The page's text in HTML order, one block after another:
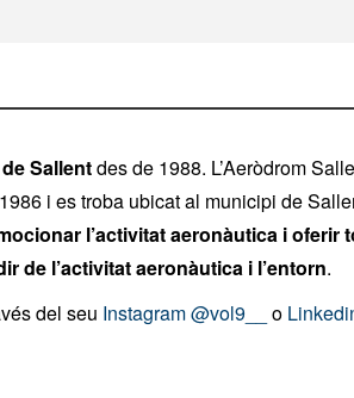
Sallentdes de 1988. L’Aeròdrom
i es troba ubicat al municipi de
l’activitat aeronàutica i oferir
de l’activitat aeronàutica i l’entorn.
del seu Instagram @vol9__ o